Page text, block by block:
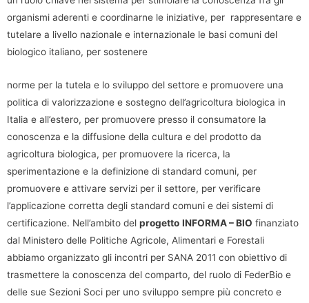
organismi aderenti e coordinarne le iniziative, per rappresentare e
tutelare a livello nazionale e internazionale le basi comuni del
biologico italiano, per sostenere
norme per la tutela e lo sviluppo del settore e promuovere una
politica di valorizzazione e sostegno dell’agricoltura biologica in
Italia e all’estero, per promuovere presso il consumatore la
conoscenza e la diffusione della cultura e del prodotto da
agricoltura biologica, per promuovere la ricerca, la
sperimentazione e la definizione di standard comuni, per
promuovere e attivare servizi per il settore, per verificare
l’applicazione corretta degli standard comuni e dei sistemi di
certificazione. Nell’ambito del progetto INFORMA – BIO finanziato
dal Ministero delle Politiche Agricole, Alimentari e Forestali
abbiamo organizzato gli incontri per SANA 2011 con obiettivo di
trasmettere la conoscenza del comparto, del ruolo di FederBio e
delle sue Sezioni Soci per uno sviluppo sempre più concreto e